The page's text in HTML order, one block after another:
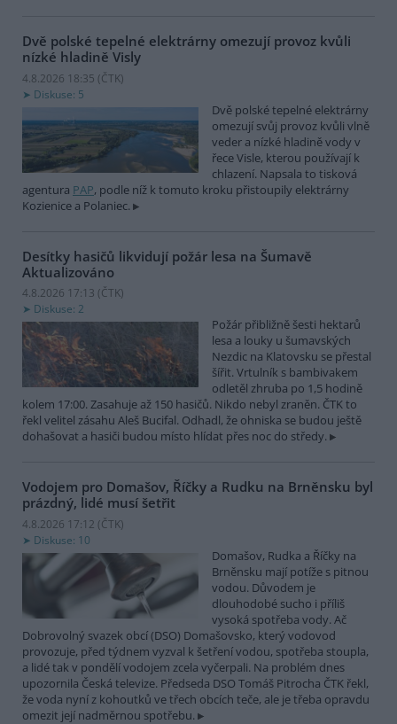
Dvě polské tepelné elektrárny omezují provoz kvůli
nízké hladině Visly
4.8.2026 18:35 (ČTK)
Diskuse: 5
Dvě polské tepelné elektrárny
omezují svůj provoz kvůli vlně
veder a nízké hladině vody v
řece Visle, kterou používají k
chlazení. Napsala to tisková
agentura PAP, podle níž k tomuto kroku přistoupily elektrárny
Kozienice a Polaniec.
Desítky hasičů likvidují požár lesa na Šumavě
Aktualizováno
4.8.2026 17:13 (ČTK)
Diskuse: 2
Požár přibližně šesti hektarů
lesa a louky u šumavských
Nezdic na Klatovsku se přestal
šířit. Vrtulník s bambivakem
odletěl zhruba po 1,5 hodině
kolem 17:00. Zasahuje až 150 hasičů. Nikdo nebyl zraněn. ČTK to
řekl velitel zásahu Aleš Bucifal. Odhadl, že ohniska se budou ještě
dohašovat a hasiči budou místo hlídat přes noc do středy.
Vodojem pro Domašov, Říčky a Rudku na Brněnsku byl
prázdný, lidé musí šetřit
4.8.2026 17:12 (ČTK)
Diskuse: 10
Domašov, Rudka a Říčky na
Brněnsku mají potíže s pitnou
vodou. Důvodem je
dlouhodobé sucho i příliš
vysoká spotřeba vody. Ač
Dobrovolný svazek obcí (DSO) Domašovsko, který vodovod
provozuje, před týdnem vyzval k šetření vodou, spotřeba stoupla,
a lidé tak v pondělí vodojem zcela vyčerpali. Na problém dnes
upozornila Česká televize. Předseda DSO Tomáš Pitrocha ČTK řekl,
že voda nyní z kohoutků ve třech obcích teče, ale je třeba opravdu
omezit její nadměrnou spotřebu.